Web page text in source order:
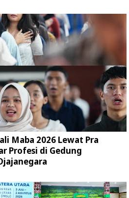
Maba 2026 Lewat Pra
Profesi di Gedung